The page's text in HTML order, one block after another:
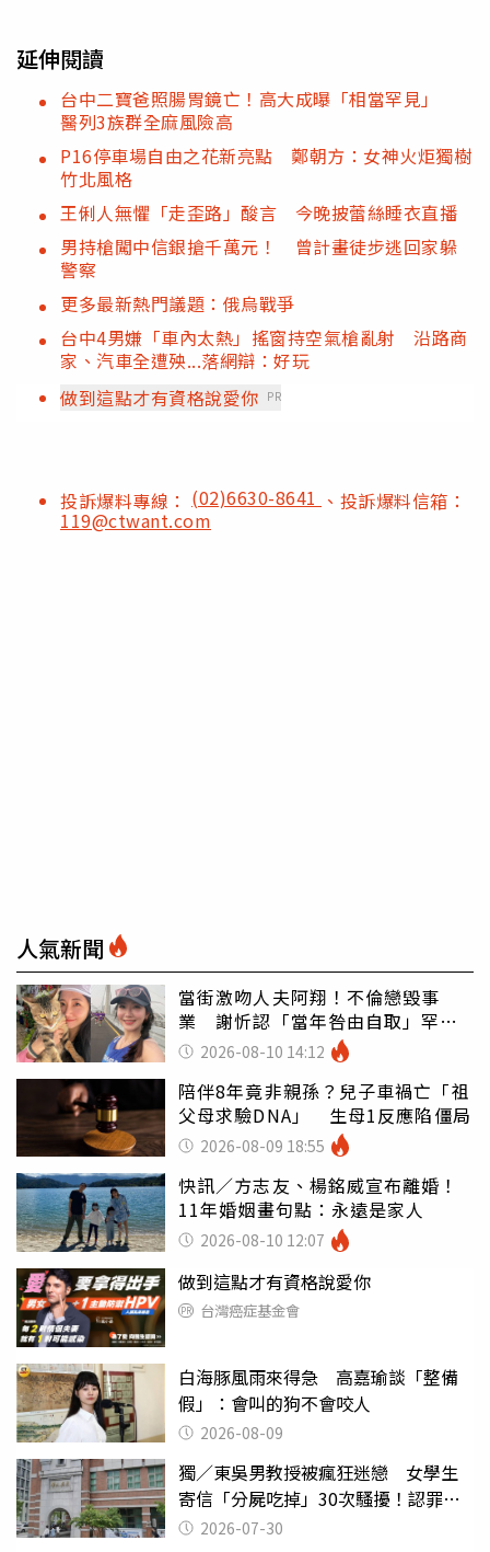
延伸閱讀
台中二寶爸照腸胃鏡亡！高大成曝「相當罕見」
醫列3族群全麻風險高
P16停車場自由之花新亮點 鄭朝方：女神火炬獨樹
竹北風格
王俐人無懼「走歪路」酸言 今晚披蕾絲睡衣直播
男持槍闖中信銀搶千萬元！ 曾計畫徒步逃回家躲
警察
更多最新熱門議題：俄烏戰爭
台中4男嫌「車內太熱」搖窗持空氣槍亂射 沿路商
家、汽車全遭殃...落網辯：好玩
做到這點才有資格說愛你 PR
投訴爆料專線： (02)6630-8641 、投訴爆料信箱：
119@ctwant.com
人氣新聞
當街激吻人夫阿翔！不倫戀毀事
業 謝忻認「當年咎由自取」罕吐
心聲2026-08-10 14:12
陪伴8年竟非親孫？兒子車禍亡「祖
父母求驗DNA」 生母1反應陷僵局
2026-08-09 18:55
快訊／方志友、楊銘威宣布離婚！
11年婚姻畫句點：永遠是家人
2026-08-10 12:07
做到這點才有資格說愛你
台灣癌症基金會
白海豚風雨來得急 高嘉瑜談「整備
假」：會叫的狗不會咬人
2026-08-09
獨／東吳男教授被瘋狂迷戀 女學生
寄信「分屍吃掉」30次騷擾！認罪免
關 2026-07-30